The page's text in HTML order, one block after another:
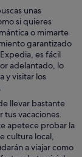
unas
si quieres
o mimarte
garantizado
es fácil
adelantado, lo
y visitar los
llevar bastante
vacaciones.
apetece probar la
cultura local,
a viajar como